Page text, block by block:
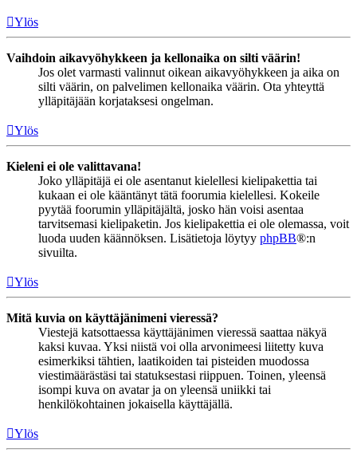
Ylös
Vaihdoin aikavyöhykkeen ja kellonaika on silti väärin!
Jos olet varmasti valinnut oikean aikavyöhykkeen ja aika on
silti väärin, on palvelimen kellonaika väärin. Ota yhteyttä
ylläpitäjään korjataksesi ongelman.
Ylös
Kieleni ei ole valittavana!
Joko ylläpitäjä ei ole asentanut kielellesi kielipakettia tai
kukaan ei ole kääntänyt tätä foorumia kielellesi. Kokeile
pyytää foorumin ylläpitäjältä, josko hän voisi asentaa
tarvitsemasi kielipaketin. Jos kielipakettia ei ole olemassa, voit
luoda uuden käännöksen. Lisätietoja löytyy phpBB®:n
sivuilta.
Ylös
Mitä kuvia on käyttäjänimeni vieressä?
Viestejä katsottaessa käyttäjänimen vieressä saattaa näkyä
kaksi kuvaa. Yksi niistä voi olla arvonimeesi liitetty kuva
esimerkiksi tähtien, laatikoiden tai pisteiden muodossa
viestimäärästäsi tai statuksestasi riippuen. Toinen, yleensä
isompi kuva on avatar ja on yleensä uniikki tai
henkilökohtainen jokaisella käyttäjällä.
Ylös